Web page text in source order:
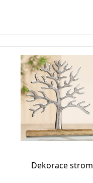
Dekorace strom